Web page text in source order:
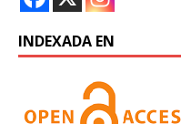
INDEXADA EN